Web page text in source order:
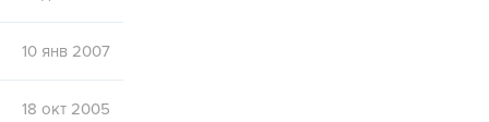
10 янв 2007
18 окт 2005